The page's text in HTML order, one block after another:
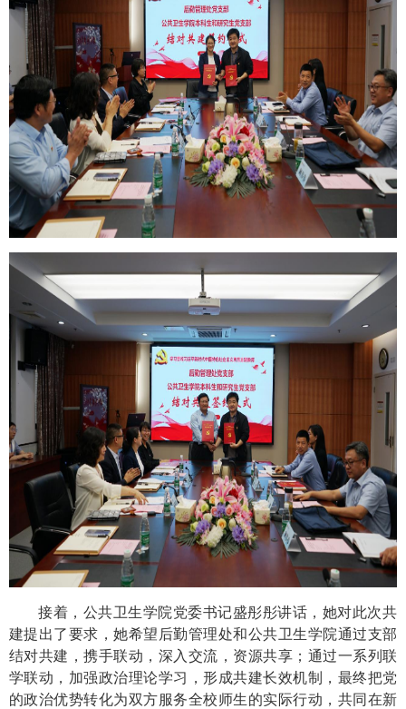
接着，公共卫生学院党委书记盛彤彤讲话，她对此次共
建提出了要求，她希望后勤管理处和公共卫生学院通过支部
结对共建，携手联动，深入交流，资源共享；通过一系列联
学联动，加强政治理论学习，形成共建长效机制，最终把党
的政治优势转化为双方服务全校师生的实际行动，共同在新